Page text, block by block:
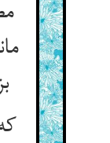
بز بد شیرده اندر رمه